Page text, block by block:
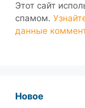
Этот сайт
спамом.
данные
Новое